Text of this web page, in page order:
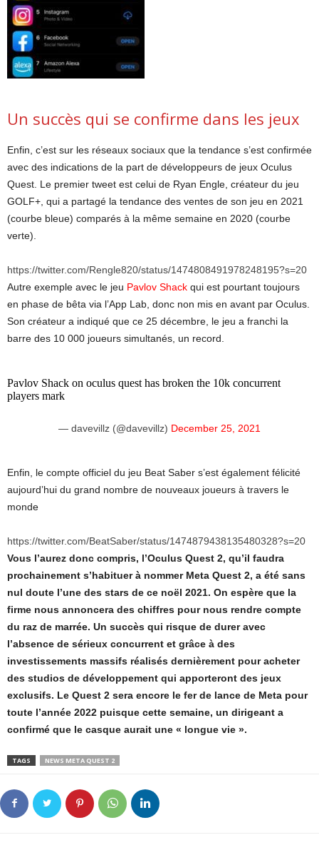
Un succès qui se confirme dans les jeux
Enfin, c’est sur les réseaux sociaux que la tendance s’est confirmée
avec des indications de la part de développeurs de jeux Oculus
Quest. Le premier tweet est celui de Ryan Engle, créateur du jeu
GOLF+, qui a partagé la tendance des ventes de son jeu en 2021
(courbe bleue) comparés à la même semaine en 2020 (courbe
verte).
https://twitter.com/Rengle820/status/1474808491978248195?s=20
Autre exemple avec le jeu Pavlov Shack qui est pourtant toujours
en phase de bêta via l’App Lab, donc non mis en avant par Oculus.
Son créateur a indiqué que ce 25 décembre, le jeu a franchi la
barre des 10 000 joueurs simultanés, un record.
Pavlov Shack on oculus quest has broken the 10k concurrent
players mark
— davevillz (@davevillz) December 25, 2021
Enfin, le compte officiel du jeu Beat Saber s’est également félicité
aujourd’hui du grand nombre de nouveaux joueurs à travers le
monde
https://twitter.com/BeatSaber/status/1474879438135480328?s=20
Vous l’aurez donc compris, l’Oculus Quest 2, qu’il faudra
prochainement s’habituer à nommer Meta Quest 2, a été sans
nul doute l’une des stars de ce noël 2021. On espère que la
firme nous annoncera des chiffres pour nous rendre compte
du raz de marrée. Un succès qui risque de durer avec
l’absence de sérieux concurrent et grâce à des
investissements massifs réalisés dernièrement pour acheter
des studios de développement qui apporteront des jeux
exclusifs. Le Quest 2 sera encore le fer de lance de Meta pour
toute l’année 2022 puisque cette semaine, un dirigeant a
confirmé que le casque aurait une « longue vie ».
TAGS NEWS META QUEST 2